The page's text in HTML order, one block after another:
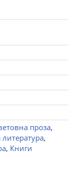
проза,
,
, Книги